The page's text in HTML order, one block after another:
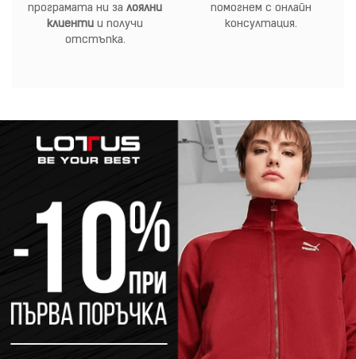
програмата ни за лоялни
клиенти и получи
отстъпка.
помогнем с онлайн
консултация.